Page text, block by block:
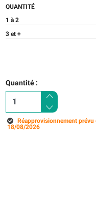
QUANTITÉ
1 à 2
3 et +
Quantité :
Réapprovisionnement prévu
18/08/2026